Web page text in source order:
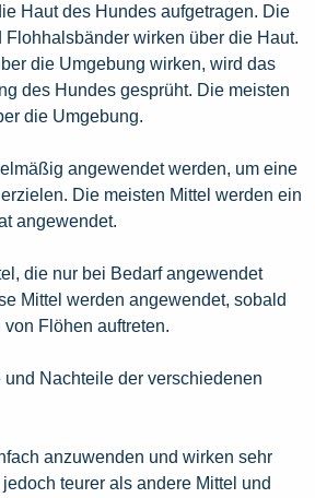
Haut des Hundes aufgetragen. Die
Flohhalsbänder wirken über die Haut.
die Umgebung wirken, wird das
des Hundes gesprüht. Die meisten
die Umgebung.
angewendet werden, um eine
Die meisten Mittel werden ein
angewendet.
die nur bei Bedarf angewendet
Mittel werden angewendet, sobald
Flöhen auftreten.
Nachteile der verschiedenen
anzuwenden und wirken sehr
teurer als andere Mittel und